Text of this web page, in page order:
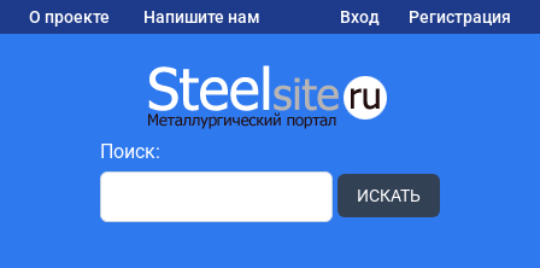
О проекте Напишите нам Вход Регистрация
Поиск:
ИСКАТЬ